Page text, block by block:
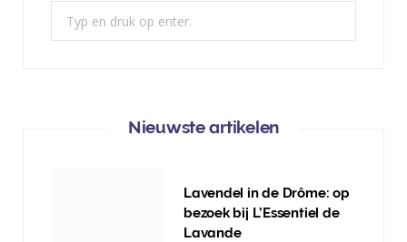
Nieuwste artikelen
Lavendel in de Drôme: op
bezoek bij L’Essentiel de
Lavande